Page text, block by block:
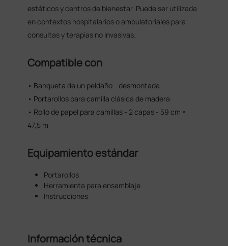
estéticos y centros de bienestar. Puede ser utilizada
en contextos hospitalarios o ambulatoriales para
consultas y terapias no invasivas.
Compatible con
• Banqueta de un peldaño - desmontada
• Portarollos para camilla clásica de madera
• Rollo de papel para camillas - 2 capas - 59 cm ×
47,5 m
Equipamiento estándar
Portarollos
Herramienta para ensamblaje
Instrucciones
Información técnica